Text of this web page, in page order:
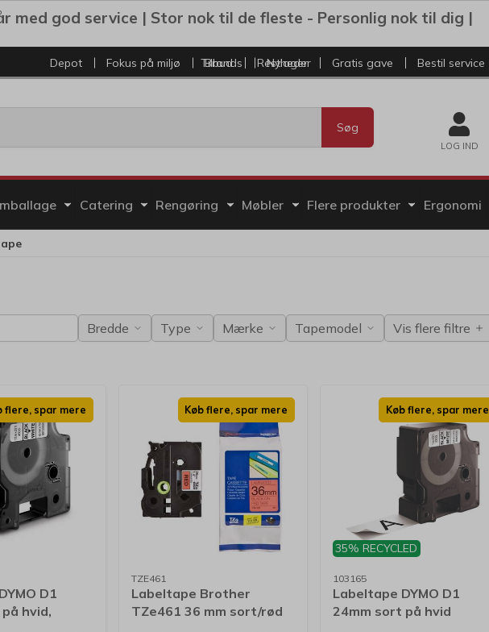
med god service | Stor nok til de fleste - Personlig nok til dig |
Depot Fokus på miljø Brands Nyheder
Tilbud Restlager Gratis gave Bestil service
Søg
LOG IND
Catering Rengøring Møbler Flere produkter Ergonomi
Bredde Type Mærke Tapemodel Vis flere filtre
flere, spar mere
D1
hvid,
Køb flere, spar mere
TZE461
Labeltape Brother
TZe461 36 mm sort/rød
35% RECYCLED
Køb flere, spar mere
103165
Labeltape DYMO D1
24mm sort på hvid